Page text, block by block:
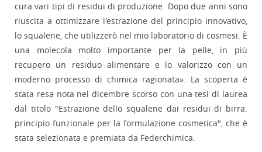
cura vari tipi di residui di produzione. Dopo due anni sono
riuscita a ottimizzare l'estrazione del principio innovativo,
lo squalene, che utilizzerò nel mio laboratorio di cosmesi. È
una molecola molto importante per la pelle, in più
recupero un residuo alimentare e lo valorizzo con un
moderno processo di chimica ragionata». La scoperta è
stata resa nota nel dicembre scorso con una tesi di laurea
dal titolo "Estrazione dello squalene dai residui di birra:
principio funzionale per la formulazione cosmetica", che è
stata selezionata e premiata da Federchimica.